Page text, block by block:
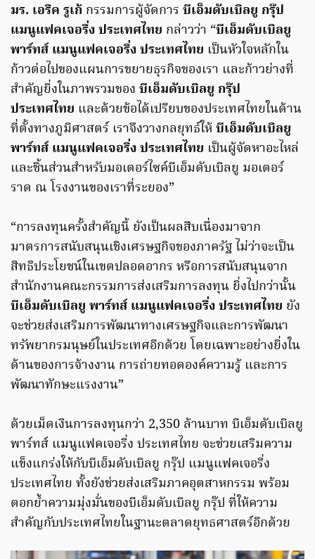
มร. เอริค รูเก้ กรรมการผู้จัดการ บีเอ็มดับเบิลยู กรุ๊ป
แมนูแฟคเจอริ่ง ประเทศไทย กล่าวว่า “บีเอ็มดับเบิลยู
พาร์ทส์ แมนูแฟคเจอริ่ง ประเทศไทย เป็นหัวใจหลักใน
ก้าวต่อไปของแผนการขยายธุรกิจของเรา และก้าวย่างที่
สำคัญยิ่งในภาพรวมของ บีเอ็มดับเบิลยู กรุ๊ป
ประเทศไทย และด้วยข้อได้เปรียบของประเทศไทยในด้าน
ที่ตั้งทางภูมิศาสตร์ เราจึงวางกลยุทธ์ให้ บีเอ็มดับเบิลยู
พาร์ทส์ แมนูแฟคเจอริ่ง ประเทศไทย เป็นผู้จัดหาอะไหล่
และชิ้นส่วนสำหรับมอเตอร์ไซค์บีเอ็มดับเบิลยู มอเตอร์
ราด ณ โรงงานของเราที่ระยอง”
“การลงทุนครั้งสำคัญนี้ ยังเป็นผลสืบเนื่องมาจาก
มาตรการสนับสนุนเชิงเศรษฐกิจของภาครัฐ ไม่ว่าจะเป็น
สิทธิประโยชน์ในเขตปลอดอากร หรือการสนับสนุนจาก
สำนักงานคณะกรรมการส่งเสริมการลงทุน ยิ่งไปกว่านั้น
บีเอ็มดับเบิลยู พาร์ทส์ แมนูแฟคเจอริ่ง ประเทศไทย ยัง
จะช่วยส่งเสริมการพัฒนาทางเศรษฐกิจและการพัฒนา
ทรัพยากรมนุษย์ในประเทศอีกด้วย โดยเฉพาะอย่างยิ่งใน
ด้านของการจ้างงาน การถ่ายทอดองค์ความรู้ และการ
พัฒนาทักษะแรงงาน”
ด้วยเม็ดเงินการลงทุนกว่า 2,350 ล้านบาท บีเอ็มดับเบิลยู
พาร์ทส์ แมนูแฟคเจอริ่ง ประเทศไทย จะช่วยเสริมความ
แข็งแกร่งให้กับบีเอ็มดับเบิลยู กรุ๊ป แมนูแฟคเจอริ่ง
ประเทศไทย ทั้งยังช่วยส่งเสริมภาคอุตสาหกรรม พร้อม
ตอกย้ำความมุ่งมั่นของบีเอ็มดับเบิลยู กรุ๊ป ที่ให้ความ
สำคัญกับประเทศไทยในฐานะตลาดยุทธศาสตร์อีกด้วย